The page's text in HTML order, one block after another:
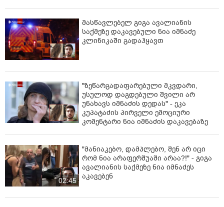
მასწავლებელ გიგა ავალიანის
საქმეზე დაკავებული ნია იმნაძე
კლინიკაში გადაჰყავთ
"ზეწარგადაფარებული მკვდარი,
უსულოდ დაგდებული შვილი არ
უნახავს იმნაძის დედას" - ეკა
კუპატაძის პირველი ემოციური
კომენტარი ნია იმნაძის დაკავებაზე
02:45
"მანიაკებო, დამპლებო, შენ არ იცი
რომ ნია არაფერშუაში არაა?!" - გიგა
ავალიანის საქმეზე ნია იმნაძეს
აკავებენ